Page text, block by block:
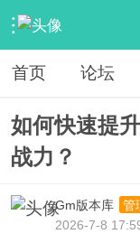
› 教程广告专区 ›
首页 论坛
如何快速提
战力？
Gm版本库
管
2026-7-8